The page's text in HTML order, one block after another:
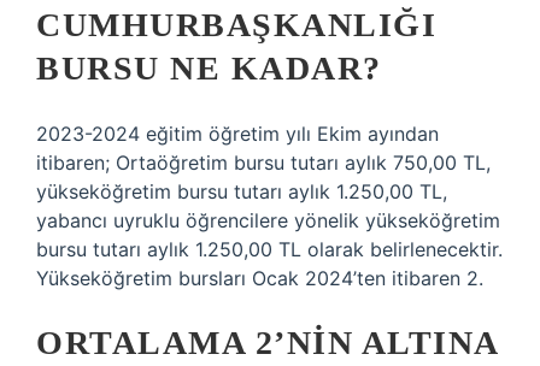
CUMHURBAŞKANLIĞI
BURSU NE KADAR?
2023-2024 eğitim öğretim yılı Ekim ayından
itibaren; Ortaöğretim bursu tutarı aylık 750,00 TL,
yükseköğretim bursu tutarı aylık 1.250,00 TL,
yabancı uyruklu öğrencilere yönelik yükseköğretim
bursu tutarı aylık 1.250,00 TL olarak belirlenecektir.
Yükseköğretim bursları Ocak 2024’ten itibaren 2.
ORTALAMA 2’NIN ALTINA